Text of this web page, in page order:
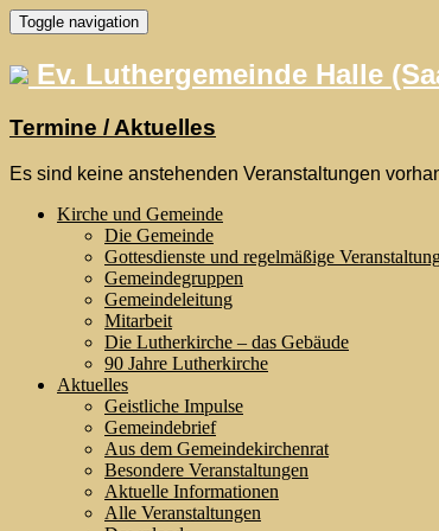
Skip
to
content
Toggle navigation
Ev. Luthergemeinde Halle
Termine / Aktuelles
Es sind keine anstehenden Veranstaltungen
Kirche und Gemeinde
Die Gemeinde
Gottesdienste und regelmäßige
Gemeindegruppen
Gemeindeleitung
Mitarbeit
Die Lutherkirche – das Gebäude
90 Jahre Lutherkirche
Aktuelles
Geistliche Impulse
Gemeindebrief
Aus dem Gemeindekirchenrat
Besondere Veranstaltungen
Aktuelle Informationen
Alle Veranstaltungen